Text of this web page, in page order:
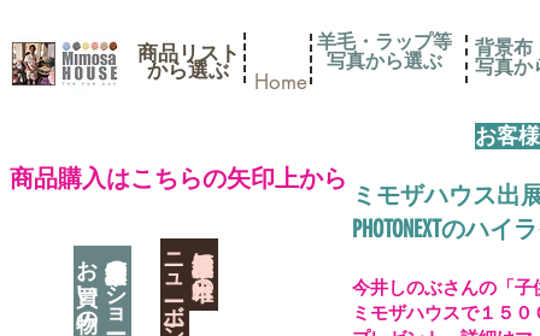
商品リスト
​から選ぶ Home
​商品購入はこちらの矢印上から
神奈川県相模原市に日本唯一の
羊毛・ラップ等
写真から選ぶ
背景布
写真か
お客
ミモザハウス出
PHOTONEXTのハ
今井しのぶさんの「
ミモザハウスで１５